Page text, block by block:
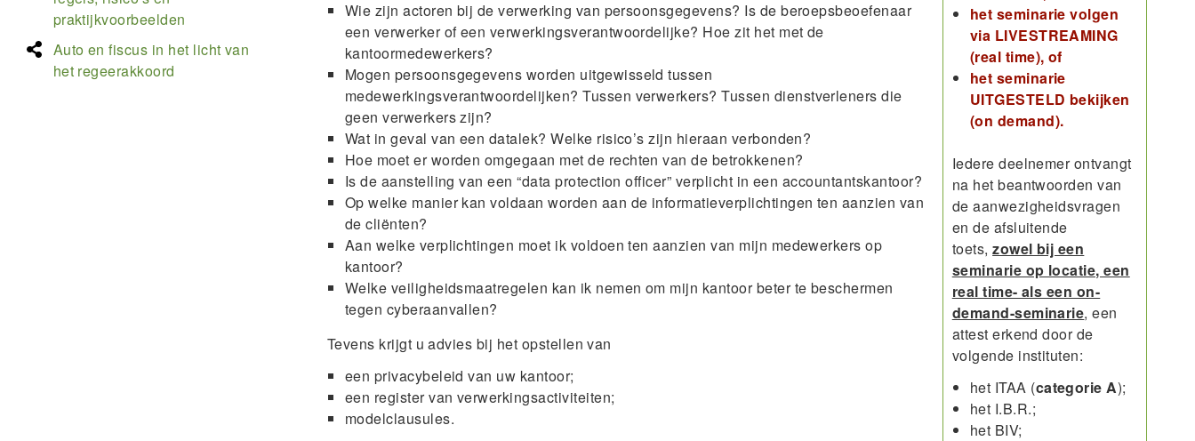
Wie zijn actoren bij de verwerking van persoonsgegevens? Is de beroepsbeoefenaar
een verwerker of een verwerkingsverantwoordelijke? Hoe zit het met de
kantoormedewerkers?
Mogen persoonsgegevens worden uitgewisseld tussen
medewerkingsverantwoordelijken? Tussen verwerkers? Tussen dienstverleners die
geen verwerkers zijn?
Wat in geval van een datalek? Welke risico’s zijn hieraan verbonden?
Hoe moet er worden omgegaan met de rechten van de betrokkenen?
Is de aanstelling van een “data protection officer” verplicht in een accountantskantoor?
Op welke manier kan voldaan worden aan de informatieverplichtingen ten aanzien van
de cliënten?
Aan welke verplichtingen moet ik voldoen ten aanzien van mijn medewerkers op
kantoor?
Welke veiligheidsmaatregelen kan ik nemen om mijn kantoor beter te beschermen
tegen cyberaanvallen?
Tevens krijgt u advies bij het opstellen van
een privacybeleid van uw kantoor;
een register van verwerkingsactiviteiten;
modelclausules.
het seminarie volgen
via LIVESTREAMING
(real time), of
het seminarie
UITGESTELD bekijken
(on demand).
Iedere deelnemer ontvangt
na het beantwoorden van
de aanwezigheidsvragen
en de afsluitende
toets,zowel bij een
seminarie op locatie, een
real time- als een on-
demand-seminarie, een
attest erkend door de
volgende instituten:
het ITAA (categorie A);
het I.B.R.;
het BIV;
praktijkvoorbeelden
Auto en fiscus in het licht van
het regeerakkoord